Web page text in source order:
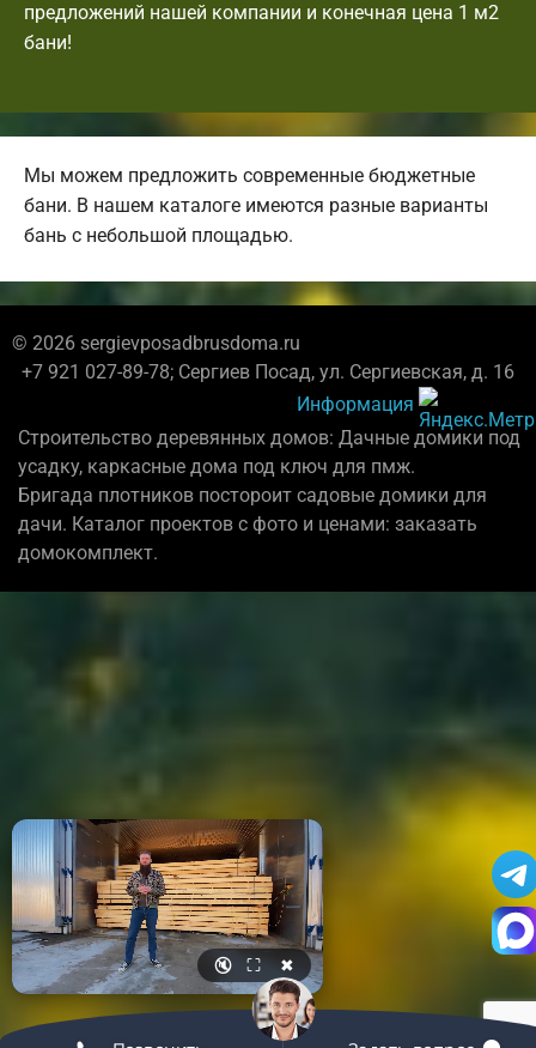
предложений нашей компании и конечная цена 1 м2
бани!
Мы можем предложить современные бюджетные
бани. В нашем каталоге имеются разные варианты
бань с небольшой площадью.
© 2026 sergievposadbrusdoma.ru
+7 921 027-89-78; Сергиев Посад, ул. Сергиевская, д. 16
Информация
Строительство деревянных домов: Дачные домики под
усадку, каркасные дома под ключ для пмж.
Бригада плотников постороит садовые домики для
дачи. Каталог проектов с фото и ценами: заказать
домокомплект.
🔇 ⛶ ✖